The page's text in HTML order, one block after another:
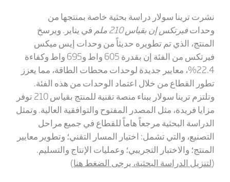
نشرت ترينا سولار دراسة بحثية خاصة بمنتجها من
وحداتفيرتكس إن بقياس 210 ملم
في يناير. ويرسخ
المنتج، الذي تم تطويره حديثاً من وحدات إيس ميكس
فيرتكس من الفئة إن بقدرة 605 واط و695 واط وكفاءة
22.4%، معايير جديدة لوحدات محطات الطاقة، مما يعزز
تطور القطاع من خلال اعتماد الوحدات من هذه الفئة.
وتلتزم ترينا سولار ببناء منصة تقنية للمنتج بقياس 210 توفر
مزايا فريدة، مثل المصدر المفتوح والتوافقية العالية. وتمثل
الدراسة البحثية مرجعاً هاماً للقطاع في جميع مراحل
التصنيع، والتي تشمل: اختيار المسار التقني؛ وتطوير معايير
المنتج؛ والاختبار التجريبي؛ وعمليات الإنتاج والتسليم.
(لتنزيل الدراسة البحثية، يرجى الضغط هنا)